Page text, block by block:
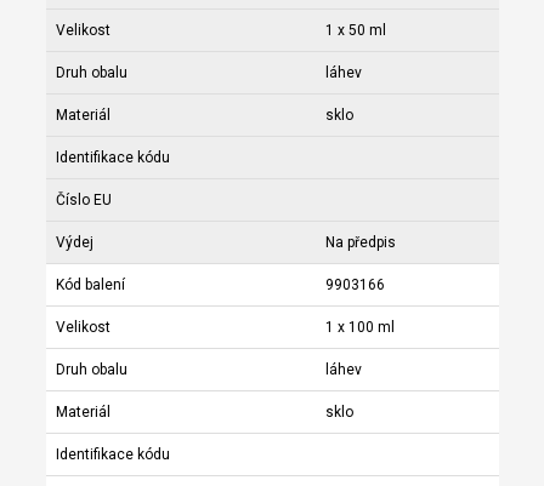
Velikost 1 x 50 ml
Druh obalu láhev
Materiál sklo
Identifikace kódu
Číslo EU
Výdej Na předpis
Kód balení 9903166
Velikost 1 x 100 ml
Druh obalu láhev
Materiál sklo
Identifikace kódu